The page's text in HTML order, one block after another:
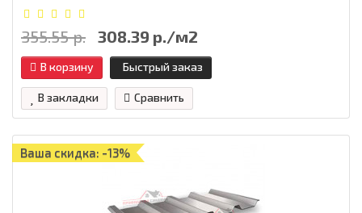
355.55 р. 308.39 р./м2
В корзину Быстрый заказ
В закладки Сравнить
Ваша скидка: -13%